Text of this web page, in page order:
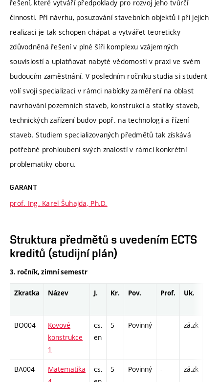
řešení, které vytváří předpoklady pro rozvoj jeho tvůrčí
činnosti. Při návrhu, posuzování stavebních objektů i při jejich
realizaci je tak schopen chápat a vytvářet teoreticky
zdůvodněná řešení v plné šíři komplexu vzájemných
souvislostí a uplatňovat nabyté vědomosti v praxi ve svém
budoucím zaměstnání. V posledním ročníku studia si student
volí svoji specializaci v rámci nabídky zaměření na oblast
navrhování pozemních staveb, konstrukcí a statiky staveb,
technických zařízení budov popř. na technologii a řízení
staveb. Studiem specializovaných předmětů tak získává
potřebné prohloubení svých znalostí v rámci konkrétní
problematiky oboru.
GARANT
prof. Ing. Karel Šuhajda, Ph.D.
Struktura předmětů s uvedením ECTS
kreditů (studijní plán)
3. ročník, zimní semestr
Zkratka Název J. Kr. Pov. Prof. Uk.
BO004
Kovové
konstrukce
1
cs,
en
5 Povinný - zá,zk
BA004
Matematika
cs,
5 Povinný - zá,zk